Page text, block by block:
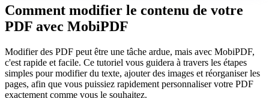
Comment modifier le contenu de votre
PDF avec MobiPDF
Modifier des PDF peut être une tâche ardue, mais avec MobiPDF,
c'est rapide et facile. Ce tutoriel vous guidera à travers les étapes
simples pour modifier du texte, ajouter des images et réorganiser les
pages, afin que vous puissiez rapidement personnaliser votre PDF
exactement comme vous le souhaitez.